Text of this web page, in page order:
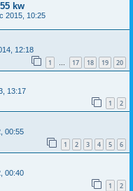
kw
2015, 10:25
12:18
1 … 17 18 19 20
13:17
1 2
00:55
1 2 3 4 5 6
00:40
1 2